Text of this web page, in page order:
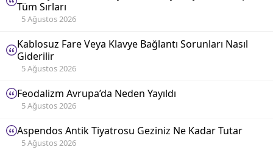
Tüm Sırları
5 Ağustos 2026
Kablosuz Fare Veya Klavye Bağlantı Sorunları Nasıl
Giderilir
5 Ağustos 2026
Feodalizm Avrupa’da Neden Yayıldı
5 Ağustos 2026
Aspendos Antik Tiyatrosu Geziniz Ne Kadar Tutar
5 Ağustos 2026